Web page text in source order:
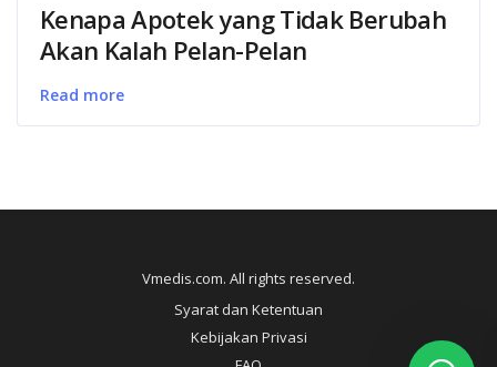
Kenapa Apotek yang Tidak Berubah
Akan Kalah Pelan-Pelan
Read more
Vmedis.com. All rights reserved.
Syarat dan Ketentuan
Kebijakan Privasi